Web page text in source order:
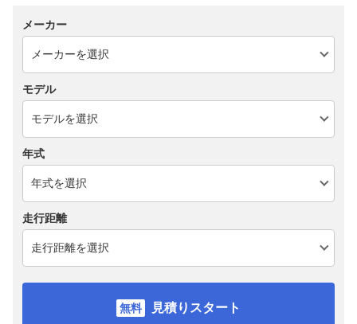
メーカー
モデル
年式
走行距離
見積りスタート